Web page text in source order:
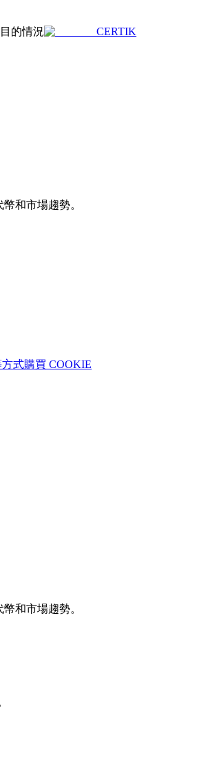
的情況 CERTIK
和市場趨勢。
式購買 COOKIE
和市場趨勢。